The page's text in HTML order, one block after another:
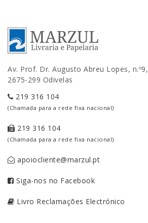
Av. Prof. Dr. Augusto Abreu Lopes, n.º9,
2675-299 Odivelas
219 316 104
(Chamada para a rede fixa nacional)
219 316 104
(Chamada para a rede fixa nacional)
apoiocliente@marzul.pt
Siga-nos no Facebook
Livro Reclamações Electrónico